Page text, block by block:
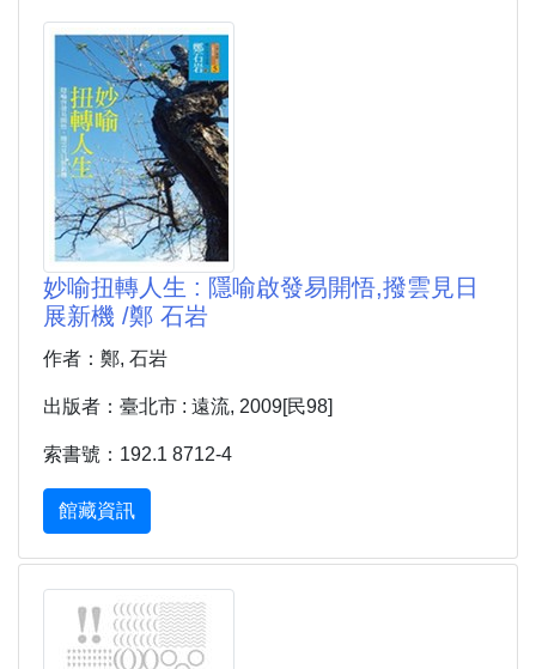
妙喻扭轉人生 : 隱喻啟發易開悟,撥雲見日
展新機 /鄭 石岩
作者：鄭, 石岩
出版者：臺北市 : 遠流, 2009[民98]
索書號：192.1 8712-4
館藏資訊